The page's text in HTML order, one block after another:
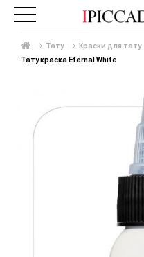
Тату Краски для тату
Тату краска Eternal White